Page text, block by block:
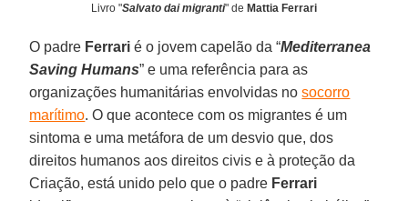
Livro "Salvato dai migranti" de Mattia Ferrari
O padre Ferrari é o jovem capelão da “Mediterranea
Saving Humans” e uma referência para as
organizações humanitárias envolvidas nosocorro
marítimo. O que acontece com os migrantes é um
sintoma e uma metáfora de um desvio que, dos
direitos humanos aos direitos civis e à proteção da
Criação, está unido pelo que o padre Ferrari